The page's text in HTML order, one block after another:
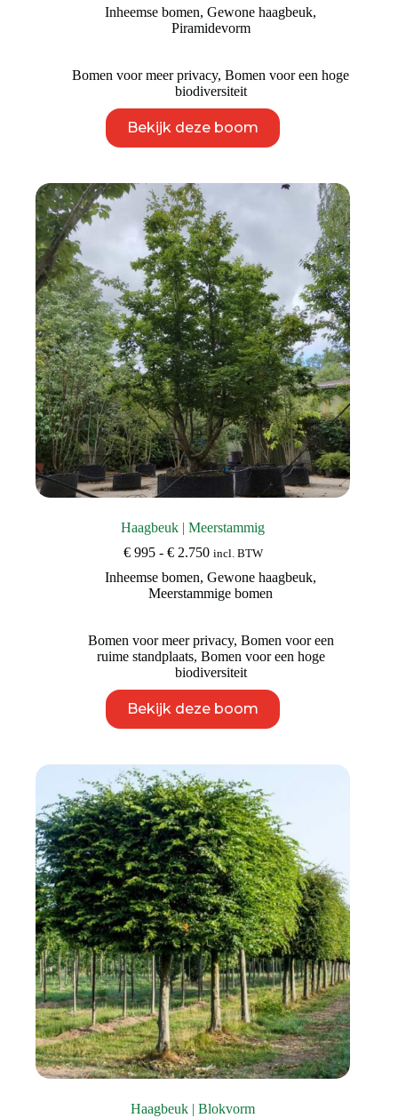
Inheemse bomen,Gewone haagbeuk,
Piramidevorm
Bomen voor meer privacy,Bomen voor een hoge
biodiversiteit
Bekijk deze boom
product
heeft
Deze
optie
kan
gekozen
worden
op
de
productpagina
Haagbeuk | Meerstammig
€995 - €2.750Prijsklasse:
tot
€ 2.750
incl. BTW
Inheemse bomen,Gewone haagbeuk,
Meerstammige bomen
Bomen voor meer privacy, Bomen voor een
ruime standplaats, Bomen voor een hoge
biodiversiteit
Bekijk deze boom
product
heeft
Deze
optie
kan
gekozen
worden
op
de
productpagina
Haagbeuk | Blokvorm